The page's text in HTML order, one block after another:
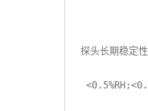
探头长期稳定性